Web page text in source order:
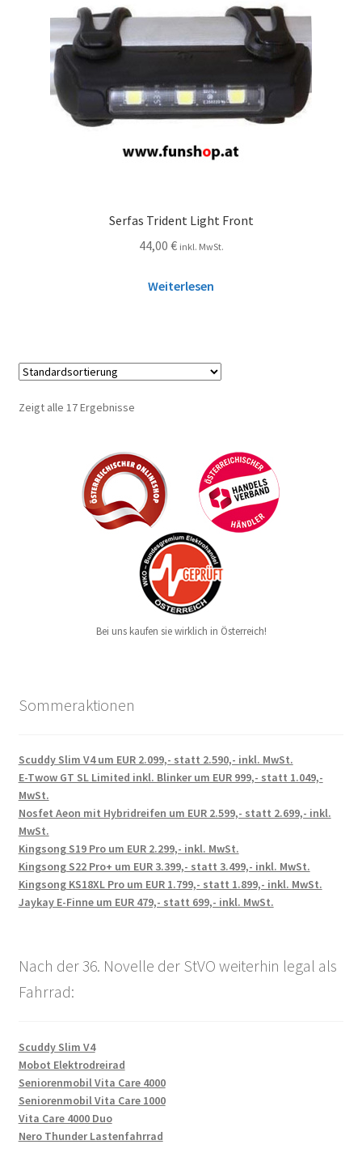
Serfas Trident Light Front
44,00 € inkl. MwSt.
Weiterlesen
Zeigt alle 17 Ergebnisse
Bei uns kaufen sie wirklich in Österreich!
Sommeraktionen
Scuddy Slim V4 um EUR 2.099,- statt 2.590,- inkl. MwSt.
E-Twow GT SL Limited inkl. Blinker um EUR 999,- statt 1.049,-
MwSt.
Nosfet Aeon mit Hybridreifen um EUR 2.599,- statt 2.699,- inkl.
MwSt.
Kingsong S19 Pro um EUR 2.299,- inkl. MwSt.
Kingsong S22 Pro+ um EUR 3.399,- statt 3.499,- inkl. MwSt.
Kingsong KS18XL Pro um EUR 1.799,- statt 1.899,- inkl. MwSt.
Jaykay E-Finne um EUR 479,- statt 699,- inkl. MwSt.
Nach der 36. Novelle der StVO weiterhin legal als
Fahrrad:
Scuddy Slim V4
Mobot Elektrodreirad
Seniorenmobil Vita Care 4000
Seniorenmobil Vita Care 1000
Vita Care 4000 Duo
Nero Thunder Lastenfahrrad